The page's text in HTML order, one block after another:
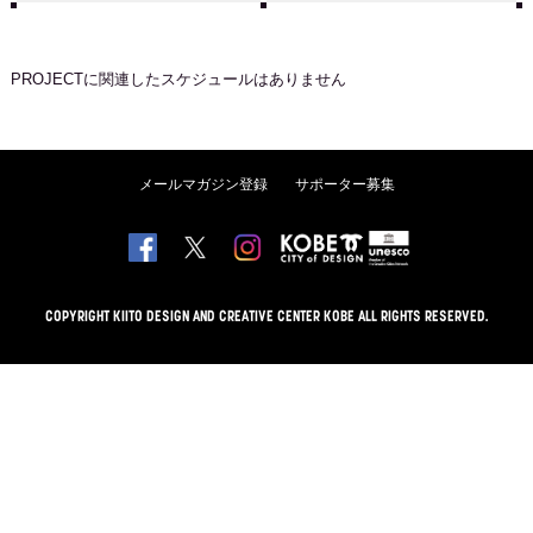
PROJECTに関連したスケジュールはありません
メールマガジン登録 サポーター募集
COPYRIGHT KIITO DESIGN AND CREATIVE CENTER KOBE ALL RIGHTS RESERVED.